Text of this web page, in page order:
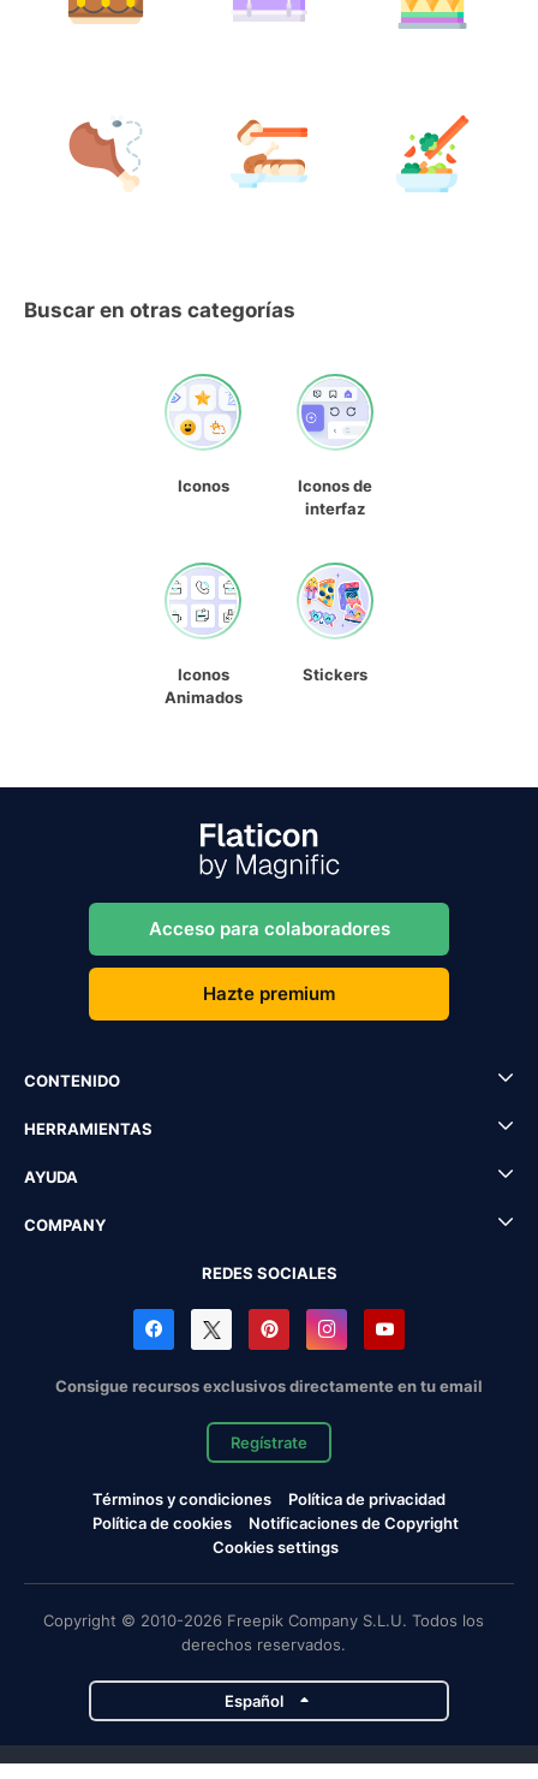
Buscar en otras categorías
Iconos
Iconos de
interfaz
Iconos
Animados
Stickers
Acceso para colaboradores
Hazte premium
CONTENIDO
HERRAMIENTAS
AYUDA
COMPANY
REDES SOCIALES
Consigue recursos exclusivos directamente en tu email
Regístrate
Términos y condiciones
Política de privacidad
Política de cookies
Notificaciones de Copyright
Cookies settings
Copyright © 2010-2026 Freepik Company S.L.U. Todos los
derechos reservados.
Español